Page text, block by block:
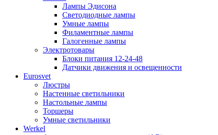
Лампы Эдисона
Светодиодные лампы
Умные лампы
Филаментные лампы
Галогенные лампы
Электротовары
Блоки питания 12-24-48
Датчики движения и освещенности
Eurosvet
Люстры
Настенные светильники
Настольные лампы
Торшеры
Умные светильники
Werkel